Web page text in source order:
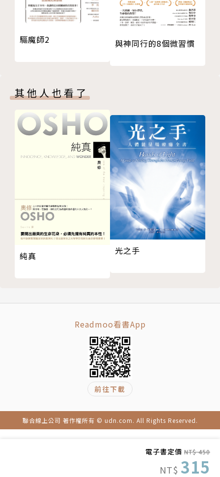
電子書定價 NT$ 450
NT$ 315
「清除所有讓我自己進入或斷除一段關係的障礙。」
「我吸引完美的人來進入一段愛情的關係(例如約會、
結婚等)。」
「在我和所有相關一切的最高福祉下，讓我擺脫這段關
關於「工作」的指令
「提高我的意識，幫助我找到理想的工作。」
「消除一切阻礙，讓我找到理想的生涯規劃。」
「消除任何阻擋我達成銷售的障礙。」
「和諧辦公室的每個人，以達到最大的工作效率。」
「傳送愛的能量與療癒給令人討厭的同事們。」
關於「人際溝通」的指令
「將我的說話聲音改為悅耳的音調。」
「除掉所有的任何障礙，讓我可以用最佳的方式解決衝
突。」
「消弭一切誤解。」
艾力克・杭特（Erich Hunter）
生於紐約，歷經十多年生物學博士研究員工作，在科學
領域屢獲殊榮後，完全覺醒於自己的靈性道路。此後，
致力於專研各種能量療法，最後結合所學自創出可轉化
靈擺來療癒》（How to Heal With A Pendulum）等
12. 活化DNA：脈輪與十二股DNA鏈
14. 臨終療癒：化解過去任何未解的議題
17. 外靈問題：提高自己的意識
18. 健康問題：開始自我療癒
19. 假期：傳送愛的時機
20. 住家問題：調整住家的能量
21. 順勢療法：從靈擺中受益
22. 內在小孩：找回內在小孩的活力
23. 業力問題：處理人際衝突
24. 法律／訴訟：得到最好的結局
25. 尋找失物：尋回期待的人事物
26. 顯化：吸引力法則
27. 靜心／冥想：平衡氣場和脈輪
28. 金錢豐盛：帶來源源不斷的豐盛
29. 自然界神靈：保持好的關係就能得到庇佑
34. 靈通能力：覺知到自己的靈通力
35. 靈氣：靈氣與靈擺完美結合
36. 人際關係：擁有健康的關係
37. 星際種子：連結星際種子的根源
38. 旅行：讓旅行安全、快速和更有效率
39. 幽浮（外星）：避開有害的外星同類
41. 減重：健康的減輕體重
後記
驅魔師2 與神同行的8個微習慣
其他人也看了
純真 光之手
Readmoo看書App
前往下載
聯合線上公司 著作權所有 © udn.com. All Rights Reserved.